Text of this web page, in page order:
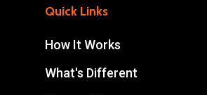
Quick Links
How It Works
What's Different